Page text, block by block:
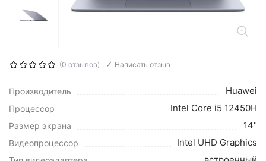
(0 отзывов) Написать отзыв
Производитель Huawei
Процессор Intel Core i5 12450H
Размер экрана 14"
Видеопроцессор Intel UHD Graphics